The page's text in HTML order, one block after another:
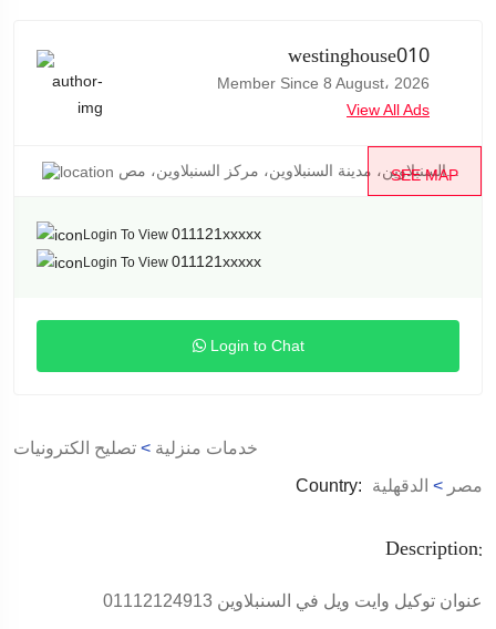
westinghouse010
Member Since 8 August، 2026
View All Ads
SEE MAP
السنبلاوين، مدينة السنبلاوين، مركز السنبلاوين، مص...
Login To View 011121xxxxx
Login To View 011121xxxxx
Login to Chat
خدمات منزلية > تصليح الكترونيات
Country:
مصر > الدقهلية
Description:
عنوان توكيل وايت ويل في السنبلاوين 01112124913